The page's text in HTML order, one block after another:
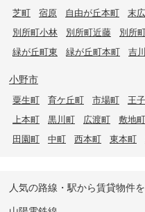
芝町
宿原 自由が丘本町 末広
別所町小林
別所町近藤 別所
緑が丘町東
緑が丘町本町 吉
小野市
粟生町 育ケ丘町 市場町 王
上本町
黒川町 広渡町 敷地町
田園町
中町 西本町 東本町
人気の路線・駅から賃貸物件